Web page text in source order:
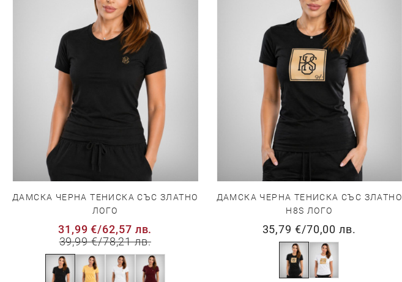
ДАМСКА ЧЕРНА ТЕНИСКА СЪС ЗЛАТНО
ЛОГО
31,99 €/62,57 лв.
39,99 €/78,21 лв.
ДАМСКА ЧЕРНА ТЕНИСКА СЪС ЗЛАТНО
H8S ЛОГО
35,79 €/70,00 лв.